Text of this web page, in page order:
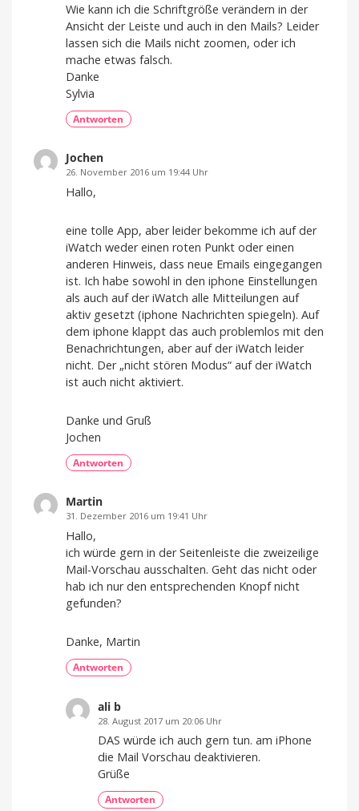
Wie kann ich die Schriftgröße verändern in der
Ansicht der Leiste und auch in den Mails? Leider
lassen sich die Mails nicht zoomen, oder ich
mache etwas falsch.
Danke
Sylvia
Antworten
Jochen
26. November 2016 um 19:44 Uhr
Hallo,
eine tolle App, aber leider bekomme ich auf der
iWatch weder einen roten Punkt oder einen
anderen Hinweis, dass neue Emails eingegangen
ist. Ich habe sowohl in den iphone Einstellungen
als auch auf der iWatch alle Mitteilungen auf
aktiv gesetzt (iphone Nachrichten spiegeln). Auf
dem iphone klappt das auch problemlos mit den
Benachrichtungen, aber auf der iWatch leider
nicht. Der „nicht stören Modus“ auf der iWatch
ist auch nicht aktiviert.
Danke und Gruß
Jochen
Antworten
Martin
31. Dezember 2016 um 19:41 Uhr
Hallo,
ich würde gern in der Seitenleiste die zweizeilige
Mail-Vorschau ausschalten. Geht das nicht oder
hab ich nur den entsprechenden Knopf nicht
gefunden?
Danke, Martin
Antworten
ali b
28. August 2017 um 20:06 Uhr
DAS würde ich auch gern tun. am iPhone
die Mail Vorschau deaktivieren.
Grüße
Antworten